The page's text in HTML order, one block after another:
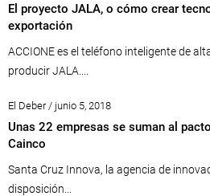
El proyecto JALA, o cómo crear
exportación
ACCIONE es el teléfono inteligente de
producir JALA....
El Deber / junio 5, 2018
Unas 22 empresas se suman al
Cainco
Santa Cruz Innova, la agencia de
disposición...